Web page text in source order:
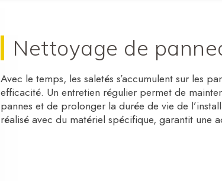
Nettoyage de
Avec le temps, les saletés s’accumulent sur les
efficacité. Un entretien régulier permet de
pannes et de prolonger la durée de vie de
réalisé avec du matériel spécifique, garantit une